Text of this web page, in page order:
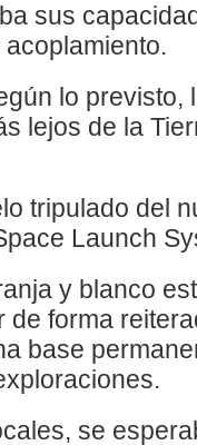
sus
lo previsto,
lejos de la
tripulado del
Launch
y blanco
forma
base
se